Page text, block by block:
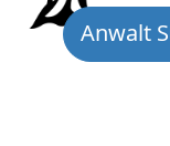
Anwalt